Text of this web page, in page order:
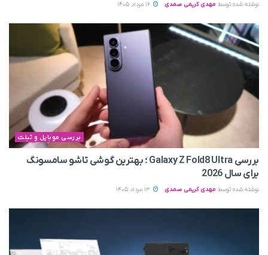
نوشته شده توسط مهدی کریمی صمدی
بررسی موبایل و تبلت
بررسی Galaxy Z Fold8 Ultra ؛ بهترین گوشی تاشو سامسونگ
برای سال 2026
نوشته شده توسط مهدی کریمی صمدی